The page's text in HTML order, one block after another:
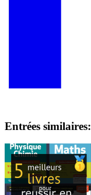
Entrées similaires: